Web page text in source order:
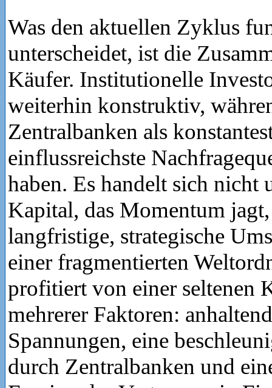
Was den aktuellen Zyklus
unterscheidet, ist die
Käufer. Institutionelle
weiterhin konstruktiv,
Zentralbanken als
einflussreichste
haben. Es handelt sich nicht
Kapital, das Momentum
langfristige, strategische
einer fragmentierten
profitiert von einer seltenen
mehrerer Faktoren:
Spannungen, eine
durch Zentralbanken und